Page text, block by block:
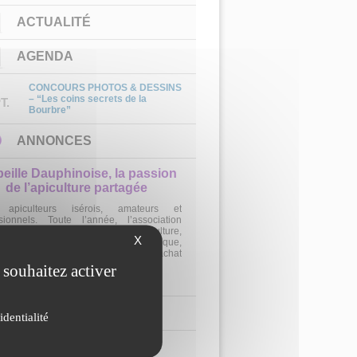
ACTUALITÉ
AGENDA
CONCOURS PHOTOS & DESSINS
– “Les coins secrets de la
Bourbre”
ANNONCES
Dauphinoise, la passion
de l’apiculture partagée
apiculteurs isérois, amateurs et
Toute l’année, l’association
des formations d’initiation à l’apiculture,
pratiques (ruchers, frelon asiatique,
pratiques) et une coopérative d’achat
aux adhére
CHAÎNE YOUTUBE
X
activer